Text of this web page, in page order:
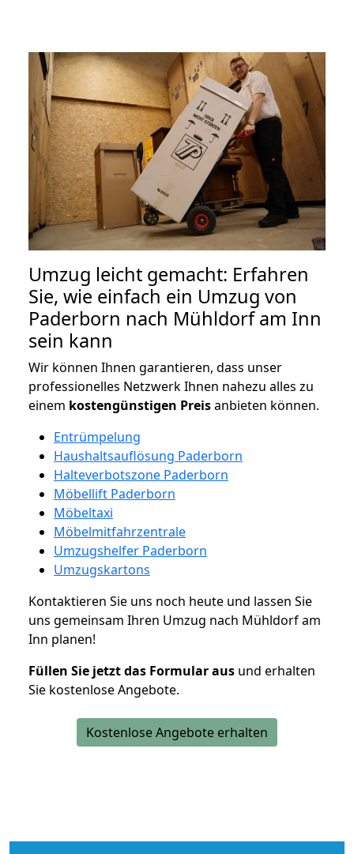
Umzug leicht gemacht: Erfahren
Sie, wie einfach ein Umzug von
Paderborn nach Mühldorf am Inn
sein kann
Wir können Ihnen garantieren, dass unser
professionelles Netzwerk Ihnen nahezu alles zu
einem kostengünstigen Preisanbieten können.
Entrümpelung
Haushaltsauflösung Paderborn
Halteverbotszone Paderborn
Möbellift Paderborn
Möbeltaxi
Möbelmitfahrzentrale
Umzugshelfer Paderborn
Umzugskartons
Kontaktieren Sie uns noch heute und lassen Sie
uns gemeinsam Ihren Umzug nach Mühldorf am
Inn planen!
Füllen Sie jetzt das Formular aus und erhalten
Sie kostenlose Angebote.
Kostenlose Angebote erhalten